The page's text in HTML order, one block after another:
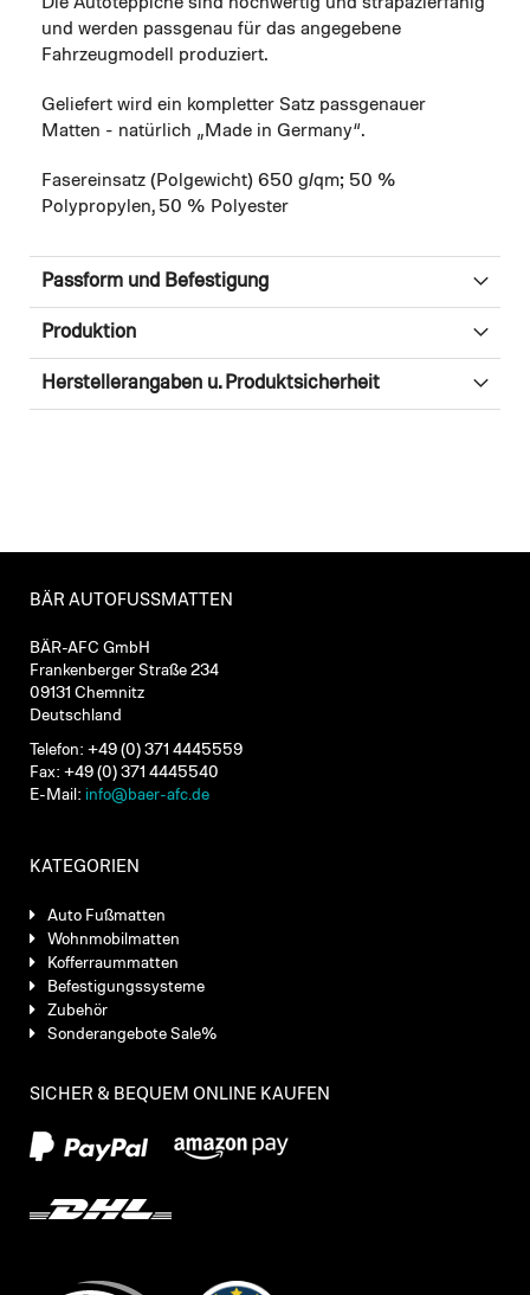
Die Autoteppiche sind hochwertig und strapazierfähig
und werden passgenau für das angegebene
Fahrzeugmodell produziert.
Geliefert wird ein kompletter Satz passgenauer
Matten - natürlich „Made in Germany“.
Fasereinsatz (Polgewicht) 650 g/qm; 50 %
Polypropylen, 50 % Polyester
Passform und Befestigung
Produktion
Herstellerangaben u. Produktsicherheit
BÄR AUTOFUSSMATTEN
BÄR-AFC GmbH
Frankenberger Straße 234
09131 Chemnitz
Deutschland
Telefon: +49 (0) 371 4445559
Fax: +49 (0) 371 4445540
E-Mail: info@baer-afc.de
KATEGORIEN
Auto Fußmatten
Wohnmobilmatten
Kofferraummatten
Befestigungssysteme
Zubehör
Sonderangebote Sale%
SICHER & BEQUEM ONLINE KAUFEN